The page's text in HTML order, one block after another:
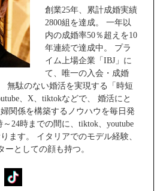
創業25年、累計成婚実績
2800組を達成。 一年以
内の成婚率50％超えを10
年連続で達成中。 プラ
イム上場企業「IBJ」に
て、唯一の入会・成婚
無駄のない婚活を実現する「時短
、X、tiktokなどで、 婚活にと
関係を構築するノウハウを毎日発
24時までの間に、tiktok、youtube
ます。 イタリアでのモデル経験、
ーとしての顔も持つ。